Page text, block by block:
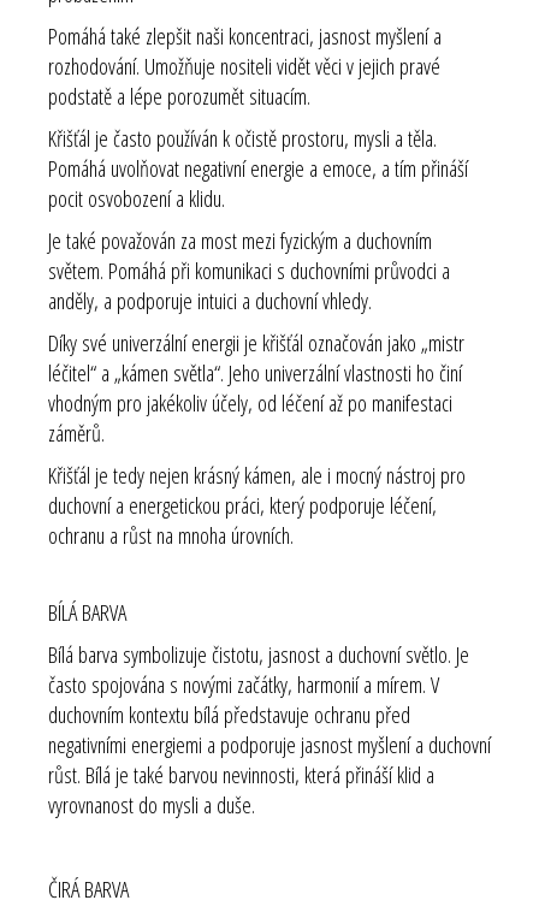
Pomáhá také zlepšit naši koncentraci, jasnost myšlení a
rozhodování. Umožňuje nositeli vidět věci v jejich pravé
podstatě a lépe porozumět situacím.
Křišťál je často používán k očistě prostoru, mysli a těla.
Pomáhá uvolňovat negativní energie a emoce, a tím přináší
pocit osvobození a klidu.
Je také považován za most mezi fyzickým a duchovním
světem. Pomáhá při komunikaci s duchovními průvodci a
anděly, a podporuje intuici a duchovní vhledy.
Díky své univerzální energii je křišťál označován jako „mistr
léčitel“ a „kámen světla“. Jeho univerzální vlastnosti ho činí
vhodným pro jakékoliv účely, od léčení až po manifestaci
záměrů.
Křišťál je tedy nejen krásný kámen, ale i mocný nástroj pro
duchovní a energetickou práci, který podporuje léčení,
ochranu a růst na mnoha úrovních.
BÍLÁ BARVA
Bílá barva symbolizuje čistotu, jasnost a duchovní světlo. Je
často spojována s novými začátky, harmonií a mírem. V
duchovním kontextu bílá představuje ochranu před
negativními energiemi a podporuje jasnost myšlení a duchovní
růst. Bílá je také barvou nevinnosti, která přináší klid a
vyrovnanost do mysli a duše.
ČIRÁ BARVA